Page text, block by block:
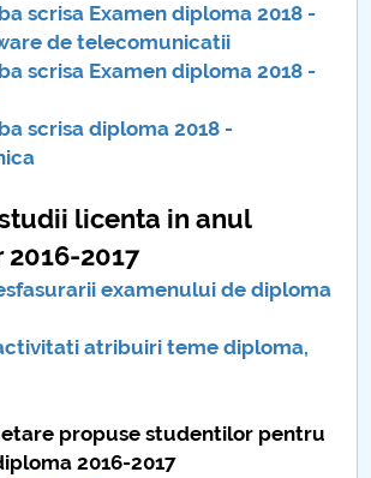
scrisa Examen diploma 2018 -
de telecomunicatii
scrisa Examen diploma 2018 -
scrisa diploma 2018 -
licenta in anul
2017
examenului de diploma
atribuiri teme diploma,
propuse studentilor pentru
2016-2017